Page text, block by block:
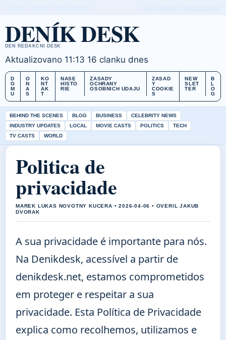
DENÍK DESK
DEN REDAKCNI DESK
Aktualizovano 11:13 16 clanku dnes
D
O
M
U
O
N
A
S
KO
NT
AK
T
NASE
HISTO
RIE
ZASADY
OCHRANY
OSOBNICH UDAJU
ZASAD
Y
COOKIE
S
NEW
SLET
TER
B
L
O
G
BEHIND THE SCENES BLOG BUSINESS
CELEBRITY NEWS
INDUSTRY UPDATES
LOCAL MOVIE CASTS POLITICS
TECH
TV CASTS
WORLD
Politica de
privacidade
MAREK LUKAS NOVOTNY KUCERA • 2026-04-06 • OVERIL JAKUB
DVORAK
A sua privacidade é importante para nós.
Na Denikdesk, acessível a partir de
denikdesk.net, estamos comprometidos
em proteger e respeitar a sua
privacidade. Esta Política de Privacidade
explica como recolhemos, utilizamos e